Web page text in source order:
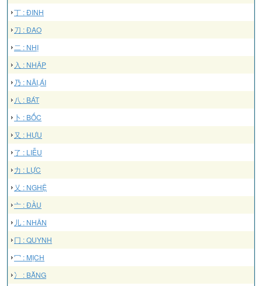
丁 : ĐINH
刀 : ĐAO
二 : NHỊ
入 : NHẬP
乃 : NÃI,ÁI
八 : BÁT
卜 : BỐC
又 : HỰU
了 : LIỄU
力 : LỰC
乂 : NGHỆ
亠 : ĐẦU
儿 : NHÂN
冂 : QUYNH
冖 : MỊCH
冫 : BĂNG